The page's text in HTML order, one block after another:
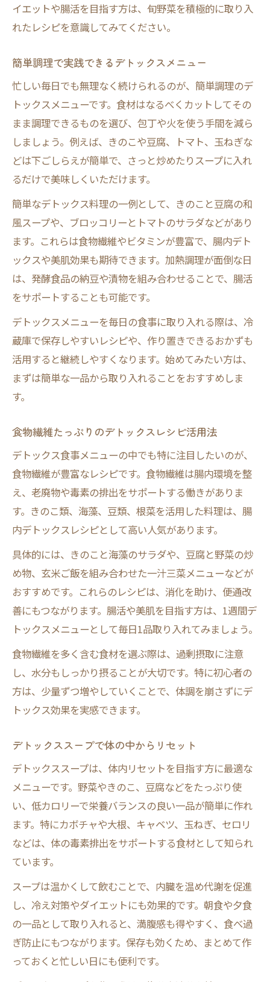
イエットや腸活を目指す方は、旬野菜を積極的に取り入
れたレシピを意識してみてください。
簡単調理で実践できるデトックスメニュー
忙しい毎日でも無理なく続けられるのが、簡単調理のデ
トックスメニューです。食材はなるべくカットしてその
まま調理できるものを選び、包丁や火を使う手間を減ら
しましょう。例えば、きのこや豆腐、トマト、玉ねぎな
どは下ごしらえが簡単で、さっと炒めたりスープに入れ
るだけで美味しくいただけます。
簡単なデトックス料理の一例として、きのこと豆腐の和
風スープや、ブロッコリーとトマトのサラダなどがあり
ます。これらは食物繊維やビタミンが豊富で、腸内デト
ックスや美肌効果も期待できます。加熱調理が面倒な日
は、発酵食品の納豆や漬物を組み合わせることで、腸活
をサポートすることも可能です。
デトックスメニューを毎日の食事に取り入れる際は、冷
蔵庫で保存しやすいレシピや、作り置きできるおかずも
活用すると継続しやすくなります。始めてみたい方は、
まずは簡単な一品から取り入れることをおすすめしま
す。
食物繊維たっぷりのデトックスレシピ活用法
デトックス食事メニューの中でも特に注目したいのが、
食物繊維が豊富なレシピです。食物繊維は腸内環境を整
え、老廃物や毒素の排出をサポートする働きがありま
す。きのこ類、海藻、豆類、根菜を活用した料理は、腸
内デトックスレシピとして高い人気があります。
具体的には、きのこと海藻のサラダや、豆腐と野菜の炒
め物、玄米ご飯を組み合わせた一汁三菜メニューなどが
おすすめです。これらのレシピは、消化を助け、便通改
善にもつながります。腸活や美肌を目指す方は、1週間デ
トックスメニューとして毎日1品取り入れてみましょう。
食物繊維を多く含む食材を選ぶ際は、過剰摂取に注意
し、水分もしっかり摂ることが大切です。特に初心者の
方は、少量ずつ増やしていくことで、体調を崩さずにデ
トックス効果を実感できます。
デトックススープで体の中からリセット
デトックススープは、体内リセットを目指す方に最適な
メニューです。野菜やきのこ、豆腐などをたっぷり使
い、低カロリーで栄養バランスの良い一品が簡単に作れ
ます。特にカボチャや大根、キャベツ、玉ねぎ、セロリ
などは、体の毒素排出をサポートする食材として知られ
ています。
スープは温かくして飲むことで、内臓を温め代謝を促進
し、冷え対策やダイエットにも効果的です。朝食や夕食
の一品として取り入れると、満腹感も得やすく、食べ過
ぎ防止にもつながります。保存も効くため、まとめて作
っておくと忙しい日にも便利です。